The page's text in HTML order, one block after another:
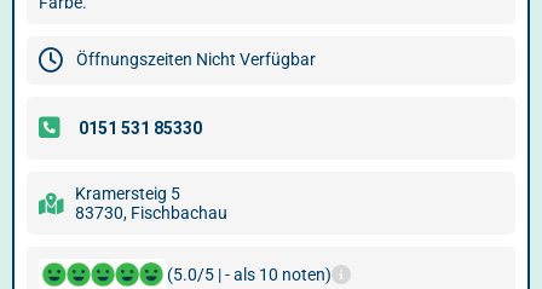
Öffnungszeiten Nicht Verfügbar
Kramersteig 5
83730, Fischbachau
(5.0/5 | - als 10 noten)